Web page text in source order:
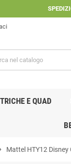
E QUAD
Mattel HTY12 Disney